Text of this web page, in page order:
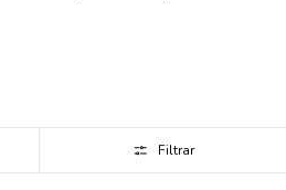
Filtrar